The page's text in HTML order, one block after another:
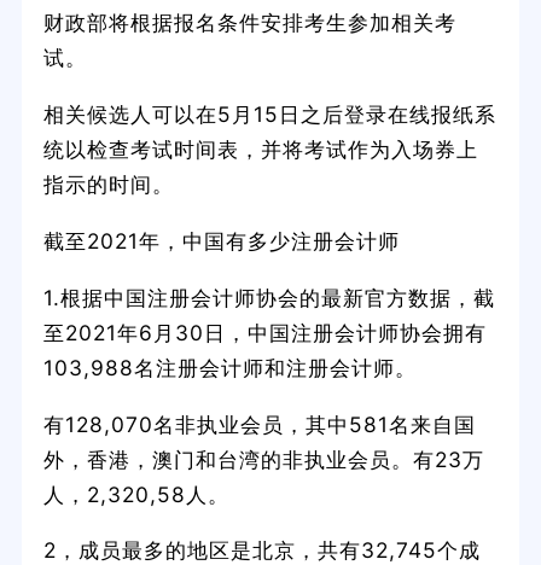
财政部将根据报名条件安排考生参加相关考
试。
相关候选人可以在5月15日之后登录在线报纸系
统以检查考试时间表，并将考试作为入场券上
指示的时间。
截至2021年，中国有多少注册会计师
1.根据中国注册会计师协会的最新官方数据，截
至2021年6月30日，中国注册会计师协会拥有
103,988名注册会计师和注册会计师。
有128,070名非执业会员，其中581名来自国
外，香港，澳门和台湾的非执业会员。有23万
人，2,320,58人。
2，成员最多的地区是北京，共有32,745个成